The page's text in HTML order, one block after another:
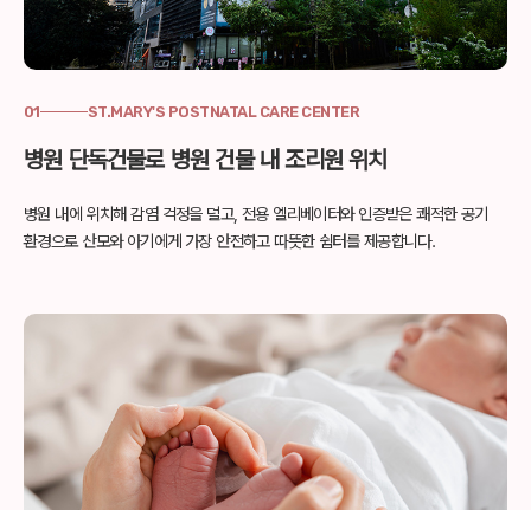
01 ST.MARY'S POSTNATAL CARE CENTER
병원 단독건물로 병원 건물 내 조리원 위치
병원 내에 위치해 감염 걱정을 덜고, 전용 엘리베이터와인증받은 쾌적한 공기
환경으로 산모와 아기에게 가장 안전하고 따뜻한 쉼터를 제공합니다.